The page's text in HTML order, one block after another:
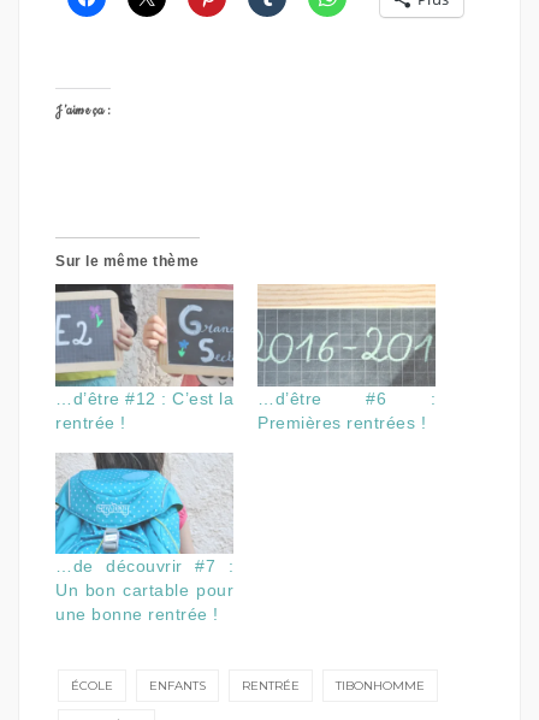
J’aime ça :
Sur le même thème
…d’être #12 : C’est la
rentrée !
…d’être #6 :
Premières rentrées !
…de découvrir #7 :
Un bon cartable pour
une bonne rentrée !
ÉCOLE ENFANTS RENTRÉE TIBONHOMME